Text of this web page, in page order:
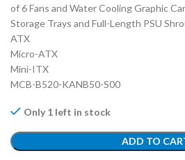
of 6 Fans and Water Cooling Graphic
Storage Trays and Full-Length PSU
ATX
Micro-ATX
Mini-ITX
MCB-B520-KANB50-S00
Only 1 left in stock
ADD TO